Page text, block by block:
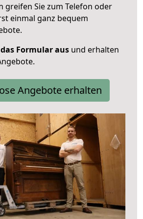
greifen Sie zum Telefon oder
einmal ganz bequem
Formular aus und erhalten
Angebote erhalten